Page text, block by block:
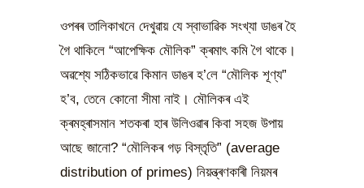
ওপৰৰ তালিকাখনে দেখুৱায় যে স্বাভাৱিক সংখ্যা ডাঙৰ হৈ
গৈ থাকিলে “আপেক্ষিক মৌলিক” ক্ৰমাৎ কমি গৈ থাকে।
অৱশ্যে সঠিকভাৱে কিমান ডাঙৰ হ’লে “মৌলিক শূণ্য”
হ’ব, তেনে কোনো সীমা নাই। মৌলিকৰ এই
ক্ৰমহ্ৰাসমান শতকৰা হাৰ উলিওৱাৰ কিবা সহজ উপায়
আছে জানো? “মৌলিকৰ গড় বিস্তৃতি” (average
distribution of primes) নিয়ন্ত্ৰণকাৰী নিয়মৰ